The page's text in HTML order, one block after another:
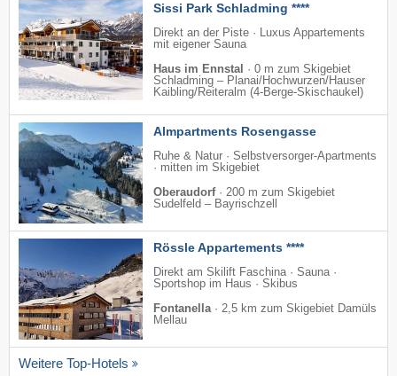
Sissi Park Schladming ****
Direkt an der Piste · Luxus Appartements
mit eigener Sauna
Haus im Ennstal · 0 m zum Skigebiet
Schladming – Planai/​Hochwurzen/​Hauser
Kaibling/​Reiteralm (4-Berge-Skischaukel)
Almpartments Rosengasse
Ruhe & Natur · Selbstversorger-Apartments
· mitten im Skigebiet
Oberaudorf· 200 m zum Skigebiet
Sudelfeld – Bayrischzell
Rössle Appartements ****
Direkt am Skilift Faschina · Sauna ·
Sportshop im Haus · Skibus
Fontanella · 2,5 km zum Skigebiet Damüls
Mellau
Weitere Top-Hotels